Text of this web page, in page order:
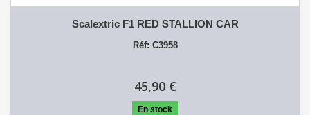
Scalextric F1 RED STALLION CAR
Réf: C3958
45,90 €
En stock